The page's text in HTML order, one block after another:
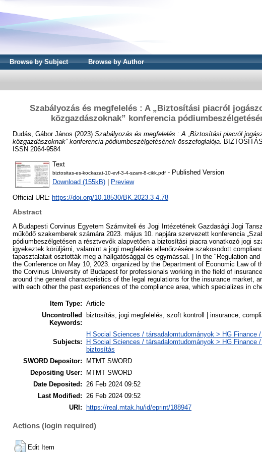
Browse by Subject Browse by Author
Szabályozás és megfelelés : A „Biztosítási piacról
közgazdászoknak” konferencia
Dudás, Gábor János (2023) Szabályozás és megfelelés : A „Biztosítási piacról
közgazdászoknak” konferencia pódiumbeszélgetésének összefoglalója.
ISSN 2064-9584
Text
biztositas-es-kockazat-10-evf-3-4-szam-8-cikk.pdf - Published Version
Download (155kB)
Preview
Official URL: https://doi.org/10.18530/BK.2023.3-4.78
Abstract
A Budapesti Corvinus Egyetem Számviteli és Jogi Intézetének Gazdasági Jogi
működő szakemberek számára 2023. május 10. napjára szervezett konferencia
pódiumbeszélgetésen a résztvevők alapvetően a biztosítási piacra vonatkozó jogi
igyekeztek körüljárni, valamint a jogi megfelelés ellenőrzésére szakosodott
tapasztalatait osztották meg a hallgatósággal és egymással. | In the "Regulation
the Conference on May 10, 2023. organized by the Department of Economic Law of
the Corvinus University of Budapest for professionals working in the field of
around the general characteristics of the legal regulations for the insurance market,
with each other the past experiences of the compliance area, which specializes in
Item Type: Article
Uncontrolled
Keywords:
biztosítás, jogi megfelelés, szoft kontroll | insurance,
Subjects:
H Social Sciences / társadalomtudományok > HG Finance
H Social Sciences / társadalomtudományok > HG Finance
biztosítás
SWORD Depositor:
MTMT SWORD
Depositing User:
MTMT SWORD
Date Deposited:
26 Feb 2024 09:52
Last Modified:
26 Feb 2024 09:52
URI:
https://real.mtak.hu/id/eprint/188947
Actions (login required)
Edit Item